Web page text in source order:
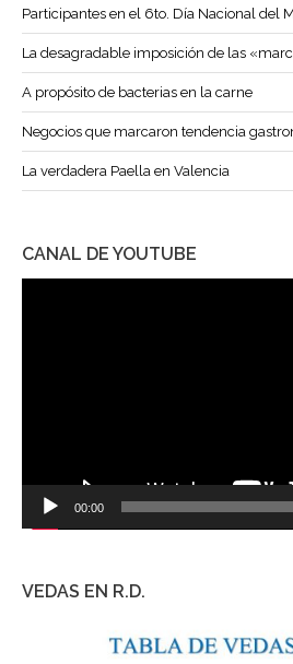
Participantes en el 6to. Día Nacional del
La desagradable imposición de las
A propósito de bacterias en la carne
Negocios que marcaron tendencia
La verdadera Paella en Valencia
CANAL DE YOUTUBE
00:00
VEDAS EN R.D.